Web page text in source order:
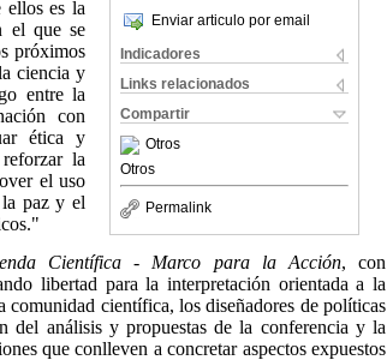
Enviar articulo por email
Indicadores
Links relacionados
Compartir
Otros
Otros
Permalink
ellos es la
el que se
próximos
ciencia y
entre la
con
ética y
la
el uso
paz y el
Científica - Marco para la Acción, con
libertad para la interpretación orientada a la
comunidad científica, los diseñadores de políticas
del análisis y propuestas de la conferencia y la
que conlleven a concretar aspectos expuestos